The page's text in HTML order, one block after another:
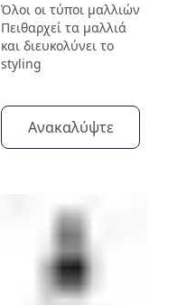
Όλοι οι τύποι μαλλιών
Πειθαρχεί τα μαλλιά
και διευκολύνει το
styling
Ανακαλύψτε